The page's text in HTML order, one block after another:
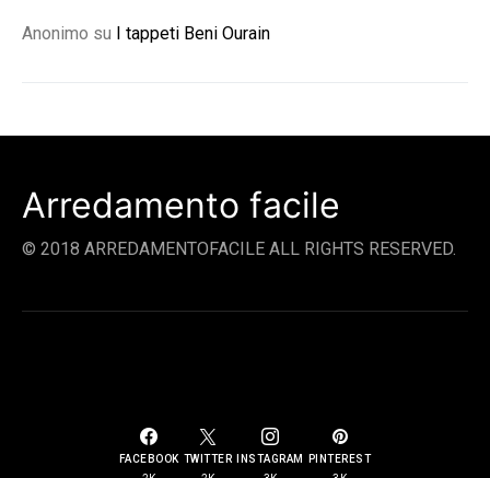
Anonimo su I tappeti Beni Ourain
Arredamento facile
© 2018 ARREDAMENTOFACILE ALL RIGHTS RESERVED.
FACEBOOK TWITTER
INSTAGRAM
PINTEREST